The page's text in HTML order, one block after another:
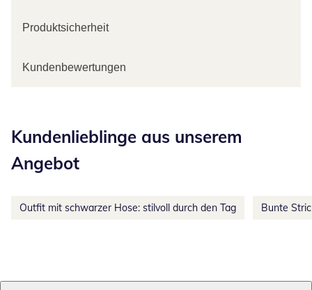
Produktsicherheit
Kundenbewertungen
Kundenlieblinge aus unserem
Angebot
Outfit mit schwarzer Hose: stilvoll durch den Tag Bunte